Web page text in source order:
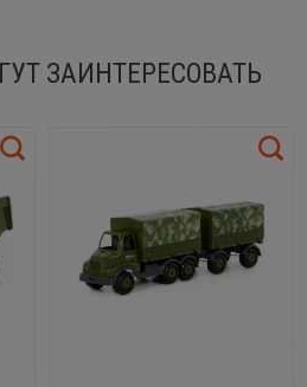
ЗАИНТЕРЕСОВАТЬ